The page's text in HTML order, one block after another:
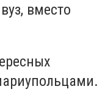
вместо